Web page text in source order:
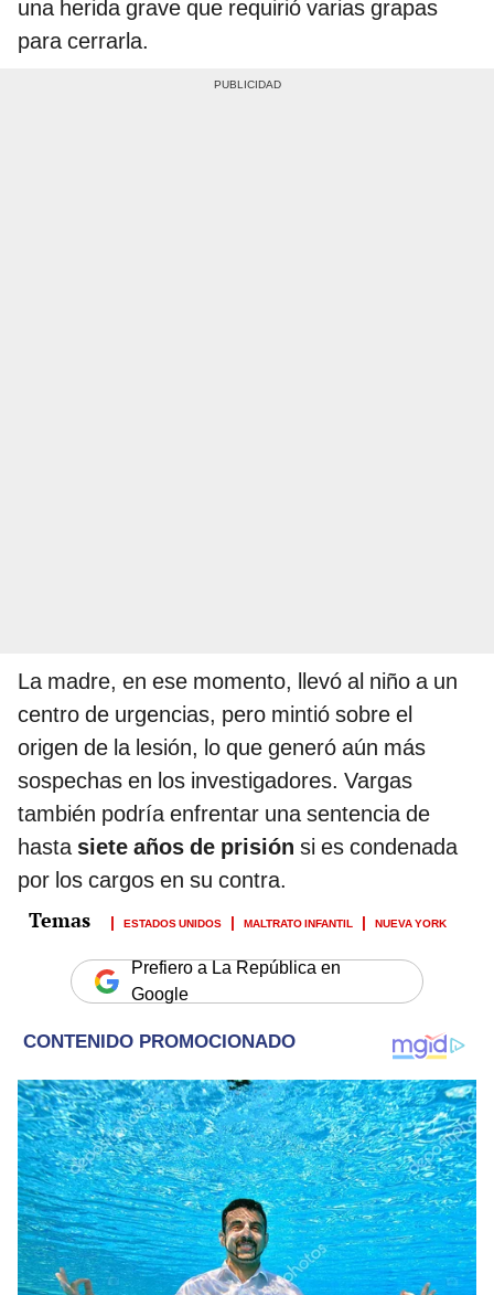
una herida grave que requirió varias grapas
para cerrarla.
La madre, en ese momento, llevó al niño a un
centro de urgencias, pero mintió sobre el
origen de la lesión, lo que generó aún más
sospechas en los investigadores. Vargas
también podría enfrentar una sentencia de
hasta siete años de prisión si es condenada
por los cargos en su contra.
ESTADOS UNIDOS MALTRATO INFANTIL NUEVA YORK
Prefiero a La República en
Google